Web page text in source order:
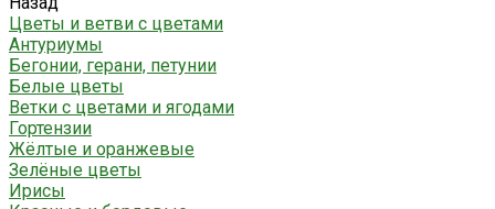
Цветы и ветви с цветами
Антуриумы
Бегонии, герани, петунии
Белые цветы
Ветки с цветами и ягодами
Гортензии
Жёлтые и оранжевые
Зелёные цветы
Ирисы